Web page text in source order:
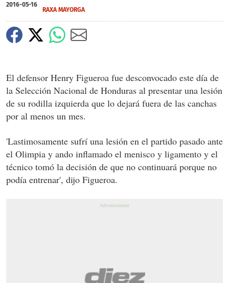
2016-05-16
RAXA MAYORGA
El defensor Henry Figueroa fue desconvocado este día de
la Selección Nacional de Honduras al presentar una lesión
de su rodilla izquierda que lo dejará fuera de las canchas
por al menos un mes.
'Lastimosamente sufrí una lesión en el partido pasado ante
el Olimpia y ando inflamado el menisco y ligamento y el
técnico tomó la decisión de que no continuará porque no
podía entrenar', dijo Figueroa.